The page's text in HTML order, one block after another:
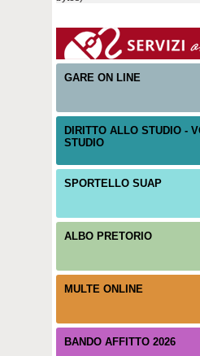
GARE ON LINE
DIRITTO ALLO STUDIO -
STUDIO
SPORTELLO SUAP
ALBO PRETORIO
MULTE ONLINE
BANDO AFFITTO 2026